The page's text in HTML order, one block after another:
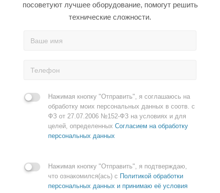
посоветуют лучшее оборудование, помогут решить
технические сложности.
Нажимая кнопку "Отправить", я соглашаюсь на
обработку моих персональных данных в соотв. с
ФЗ от 27.07.2006 №152-ФЗ на условиях и для
целей, определенных Согласием на обработку
персональных данных
Нажимая кнопку "Отправить", я подтверждаю,
что ознакомился(ась) с Политикой обработки
персональных данных и принимаю её условия